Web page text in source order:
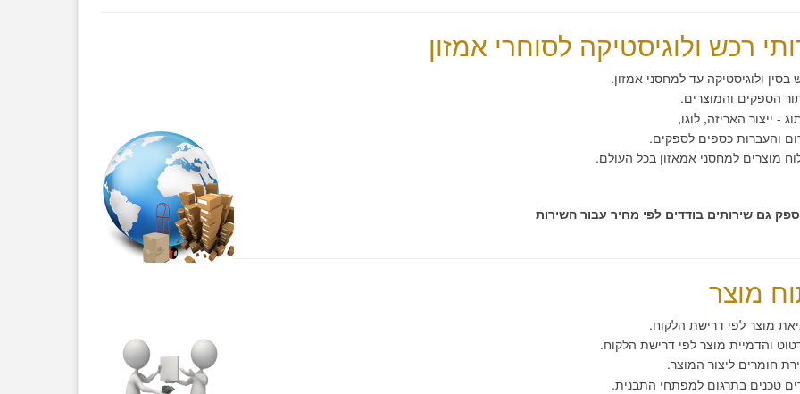
רכש ולוגיסטיקה לסוחרי אמזון
בסין ולוגיסטיקה עד למחסני אמזון.
הספקים והמוצרים.
- ייצור האריזה, לוגו,
והעברות כספים לספקים.
מוצרים למחסני אמאזון בכל העולם.
גם שירותים בודדים לפי מחיר עבור השירות
מוצר
מוצר לפי דרישת הלקוח.
והדמיית מוצר לפי דרישת הלקוח.
חומרים ליצור המוצר.
טכנים בתרגום למפתחי התבנית.